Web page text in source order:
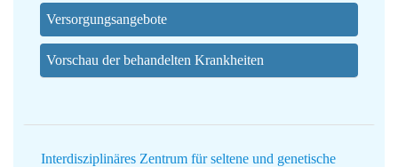
Versorgungsangebote
Vorschau der behandelten Krankheiten
Interdisziplinäres Zentrum für seltene und genetische